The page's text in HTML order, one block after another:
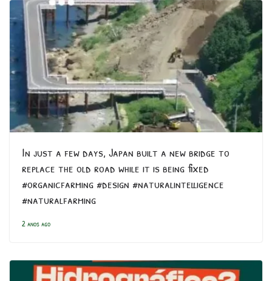
In just a few days, Japan built a new bridge to
replace the old road while it is being fixed
#organicfarming #design #naturalintelligence
#naturalfarming
2 anos ago